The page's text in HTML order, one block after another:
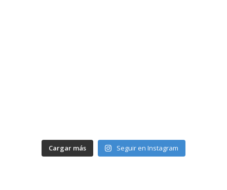
Cargar más Seguir en Instagram